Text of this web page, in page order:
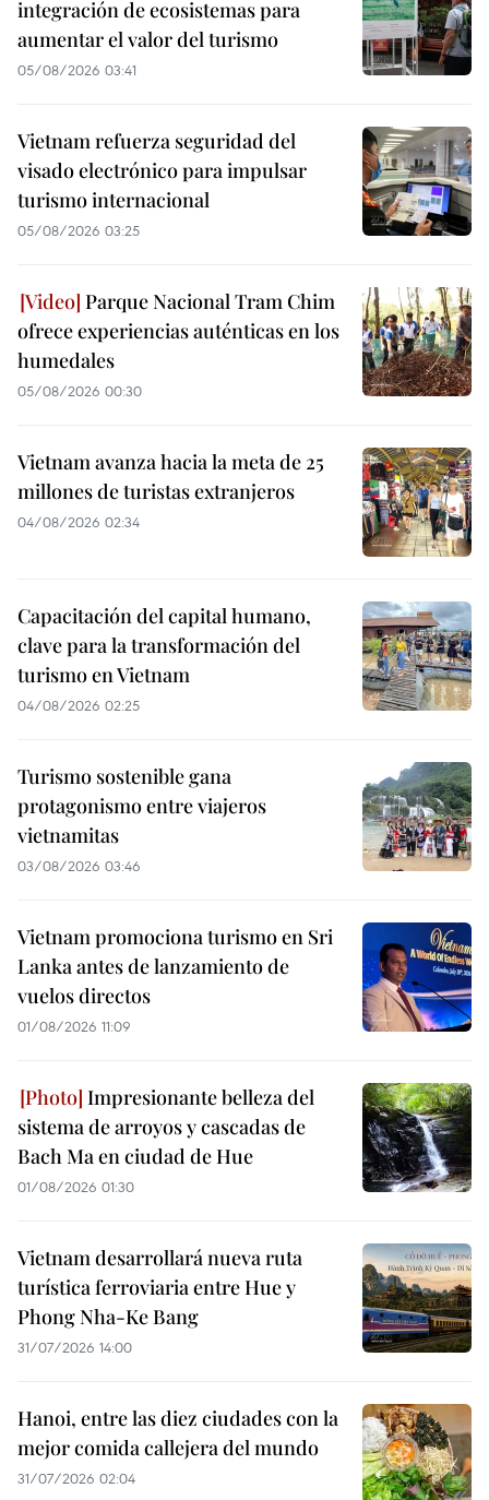
integración de ecosistemas para
aumentar el valor del turismo
05/08/2026 03:41
Vietnam refuerza seguridad del
visado electrónico para impulsar
turismo internacional
05/08/2026 03:25
Parque Nacional Tram Chim
ofrece experiencias auténticas en los
humedales
05/08/2026 00:30
Vietnam avanza hacia la meta de 25
millones de turistas extranjeros
04/08/2026 02:34
Capacitación del capital humano,
clave para la transformación del
turismo en Vietnam
04/08/2026 02:25
Turismo sostenible gana
protagonismo entre viajeros
vietnamitas
03/08/2026 03:46
Vietnam promociona turismo en Sri
Lanka antes de lanzamiento de
vuelos directos
01/08/2026 11:09
Impresionante belleza del
sistema de arroyos y cascadas de
Bach Ma en ciudad de Hue
01/08/2026 01:30
Vietnam desarrollará nueva ruta
turística ferroviaria entre Hue y
Phong Nha-Ke Bang
31/07/2026 14:00
Hanoi, entre las diez ciudades con la
mejor comida callejera del mundo
31/07/2026 02:04